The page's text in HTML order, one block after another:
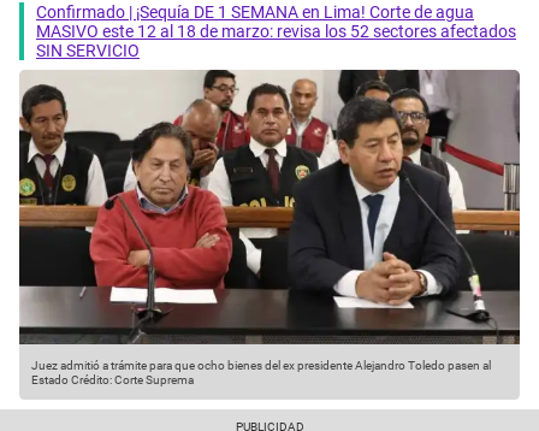
Confirmado | ¡Sequía DE 1 SEMANA en Lima! Corte de agua
MASIVO este 12 al 18 de marzo: revisa los 52 sectores afectados
SIN SERVICIO
Juez admitió a trámite para que ocho bienes del ex presidente Alejandro Toledo pasen al
EstadoCrédito: Corte Suprema